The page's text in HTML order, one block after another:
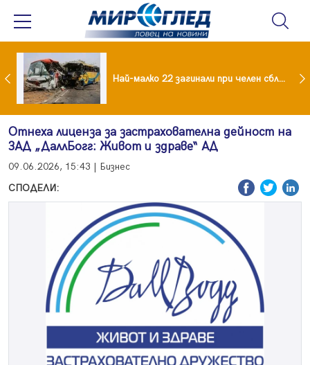
споразумение със САЩ , но без компромиси Най-малко 22 загинали при челен сблъсък между два автобуса
Отнеха лиценза за застрахователна дейност на
ЗАД „ДаллБогг: Живот и здраве“ АД
09.06.2026, 15:43 | Бизнес
СПОДЕЛИ: